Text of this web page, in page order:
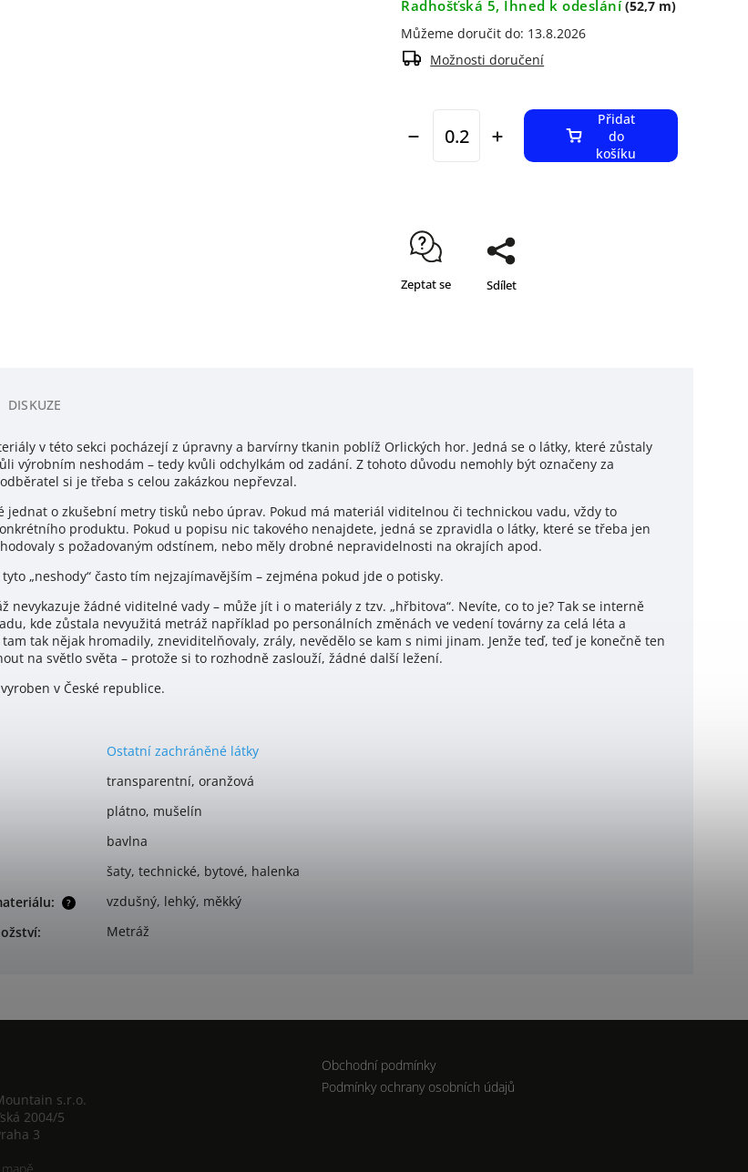
Radhošťská 5, Ihned k odeslání (52,7 m)
Můžeme doručit do: 13.8.2026
Možnosti doručení
Přidat
do
košíku
Zeptat se Sdílet
DISKUZE
v této sekci pocházejí z úpravny a barvírny tkanin poblíž Orlických hor. Jedná se o látky, které zůstaly
výrobním neshodám – tedy kvůli odchylkám od zadání. Z tohoto důvodu nemohly být označeny za
si je třeba s celou zakázkou nepřevzal.
jednat o zkušební metry tisků nebo úprav. Pokud má materiál viditelnou či technickou vadu, vždy to
produktu. Pokud u popisu nic takového nenajdete, jedná se zpravidla o látky, které se třeba jen
s požadovaným odstínem, nebo měly drobné nepravidelnosti na okrajích apod.
„neshody“ často tím nejzajímavějším – zejména pokud jde o potisky.
nevykazuje žádné viditelné vady – může jít i o materiály z tzv. „hřbitova“. Nevíte, co to je? Tak se interně
kde zůstala nevyužitá metráž například po personálních změnách ve vedení továrny za celá léta a
tak nějak hromadily, zneviditelňovaly, zrály, nevědělo se kam s nimi jinam. Jenže teď, teď je konečně ten
na světlo světa – protože si to rozhodně zaslouží, žádné další ležení.
v České republice.
Ostatní zachráněné látky
transparentní, oranžová
plátno, mušelín
bavlna
šaty, technické, bytové, halenka
?
:
vzdušný, lehký, měkký
: Metráž
s.r.o.
2004/5
3
Obchodní podmínky
Podmínky ochrany osobních údajů